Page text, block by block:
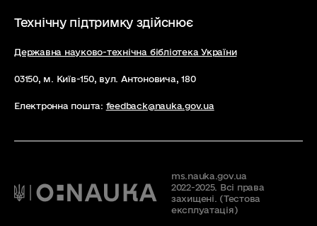
Технічну підтримку здійснює
Державна науково-технічна бібліотека України
03150, м. Київ-150, вул. Антоновича, 180
Електронна пошта: feedback@nauka.gov.ua
ms.nauka.gov.ua
2022-2025. Всі права
захищені. (Тестова
експлуатація)